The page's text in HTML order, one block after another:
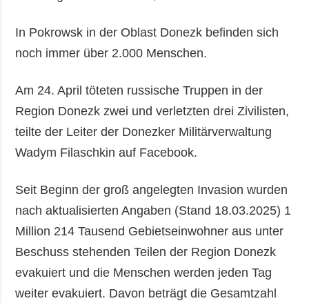
In Pokrowsk in der Oblast Donezk befinden sich
noch immer über 2.000 Menschen.
Am 24. April töteten russische Truppen in der
Region Donezk zwei und verletzten drei Zivilisten,
teilte der Leiter der Donezker Militärverwaltung
Wadym Filaschkin auf Facebook.
Seit Beginn der groß angelegten Invasion wurden
nach aktualisierten Angaben (Stand 18.03.2025) 1
Million 214 Tausend Gebietseinwohner aus unter
Beschuss stehenden Teilen der Region Donezk
evakuiert und die Menschen werden jeden Tag
weiter evakuiert. Davon beträgt die Gesamtzahl